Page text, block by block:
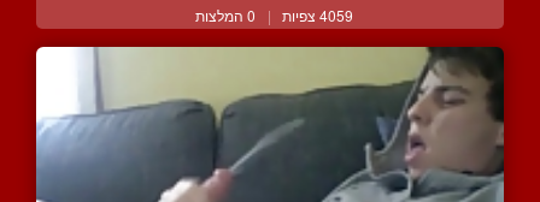
4059 צפיות | 0 המלצות